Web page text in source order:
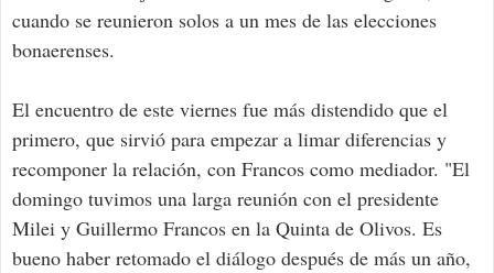
cuando se reunieron solos a un mes de las elecciones
bonaerenses.
El encuentro de este viernes fue más distendido que el
primero, que sirvió para empezar a limar diferencias y
recomponer la relación, con Francos como mediador. "El
domingo tuvimos una larga reunión con el presidente
Milei y Guillermo Francos en la Quinta de Olivos. Es
bueno haber retomado el diálogo después de más un año,